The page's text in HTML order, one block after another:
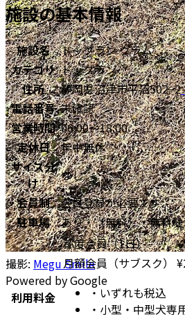
撮影: Megu Smile
Powered by Google
施設の基本情報
施設名
ドッグラン クラム
カテゴリ ドッグラン
住所
静岡県沼津市平沼502−2
電話番号 未確認
営業時間 06:00～18:00
定休日
年中無休
サイズ分
け
なし
会員制
会員登録が必要です
駐車場
あり・（無料）・無料
利用料金
都度会員（1日） ¥
月額会員（サブスク）
¥
・ いずれも税込
・ 小型・中型犬専